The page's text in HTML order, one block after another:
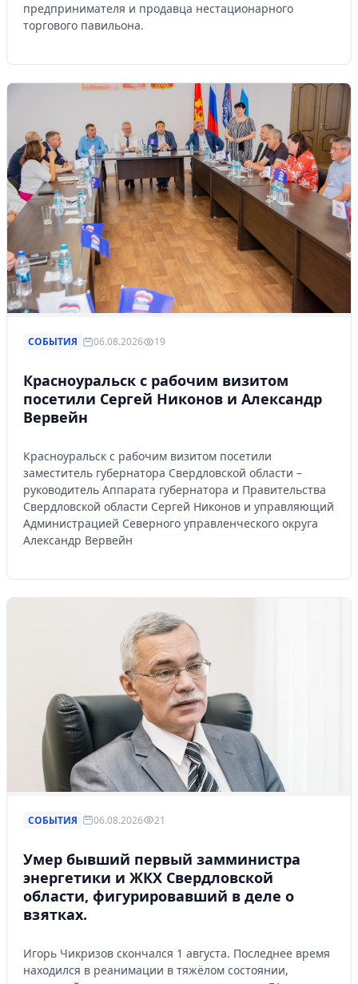
предпринимателя и продавца нестационарного
торгового павильона.
СОБЫТИЯ 06.08.2026 19
Красноуральск с рабочим визитом
посетили Сергей Никонов и Александр
Вервейн
Красноуральск с рабочим визитом посетили
заместитель губернатора Свердловской области –
руководитель Аппарата губернатора и Правительства
Свердловской области Сергей Никонов и управляющий
Администрацией Северного управленческого округа
Александр Вервейн
СОБЫТИЯ 06.08.2026 21
Умер бывший первый замминистра
энергетики и ЖКХ Свердловской
области, фигурировавший в деле о
взятках.
Игорь Чикризов скончался 1 августа. Последнее время
находился в реанимации в тяжёлом состоянии,